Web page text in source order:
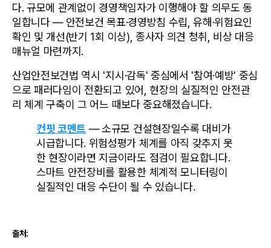
다. 규모에 관계없이 경영책임자가 이행해야 할 의무도 동
일합니다 — 안전보건 목표·경영방침 수립, 유해·위험요인
확인 및 개선(반기 1회 이상), 종사자 의견 청취, 비상 대응
매뉴얼 마련까지.
산업안전보건법 역시 '지시·감독' 중심에서 '참여·예방' 중심
으로 패러다임이 전환되고 있어, 현장의 실질적인 안전관
리 체계 구축이 그 어느 때보다 중요해졌습니다.
컨핏 코멘트 — 소규모 건설현장일수록 대비가
시급합니다. 위험성평가 체계를 아직 갖추지 못
한 현장이라면 지금이라도 점검이 필요합니다.
스마트 안전장비를 활용한 체계적 모니터링이
실질적인 대응 수단이 될 수 있습니다.
출처: